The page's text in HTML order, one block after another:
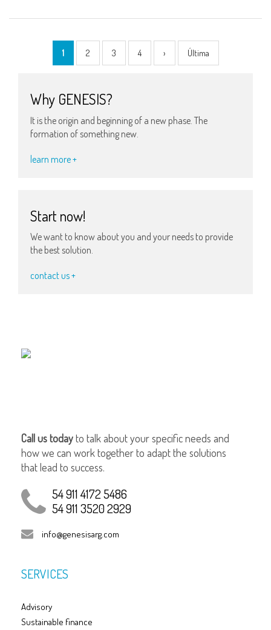
1 2 3 4 › Última
Why GENESIS?
It is the origin and beginning of a new phase. The
formation of something new.
learn more +
Start now!
We want to know about you and your needs to provide
the best solution.
contact us +
Call us todayto talk about your specific needs and
how we can work together to adapt the solutions
that lead to success.
54 911 4172 5486
54 911 3520 2929
info@genesisarg.com
SERVICES
Advisory
Sustainable finance